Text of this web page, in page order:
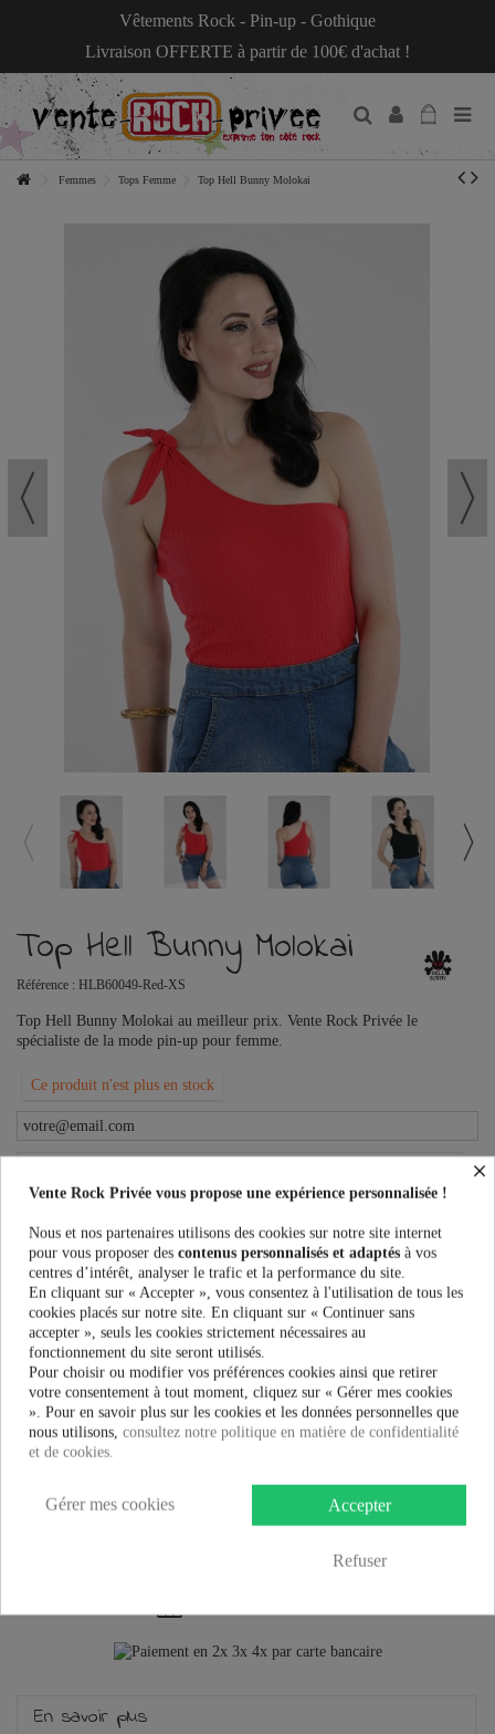
Vêtements Rock - Pin-up - Gothique
Livraison OFFERTE à partir de 100€ d'achat !
Femmes Tops Femme Top Hell Bunny Molokai
Top Hell Bunny Molokai
Référence : HLB60049-Red-XS
Top Hell Bunny Molokai au meilleur prix. Vente Rock Privée le
spécialiste de la mode pin-up pour femme.
Ce produit n'est plus en stock
Couleur:
24,90 €
En savoir plus
×
Vente Rock Privée vous propose une expérience personnalisée !
Nous et nos partenaires utilisons des cookies sur notre site internet
pour vous proposer des contenus personnalisés et adaptés à vos
centres d’intérêt, analyser le trafic et la performance du site.
En cliquant sur « Accepter », vous consentez à l'utilisation de tous les
cookies placés sur notre site. En cliquant sur « Continuer sans
accepter », seuls les cookies strictement nécessaires au
fonctionnement du site seront utilisés.
Pour choisir ou modifier vos préférences cookies ainsi que retirer
votre consentement à tout moment, cliquez sur « Gérer mes cookies
». Pour en savoir plus sur les cookies et les données personnelles que
nous utilisons, consultez notre politique en matière de confidentialité
et de cookies.
Accepter
Refuser
Gérer mes cookies